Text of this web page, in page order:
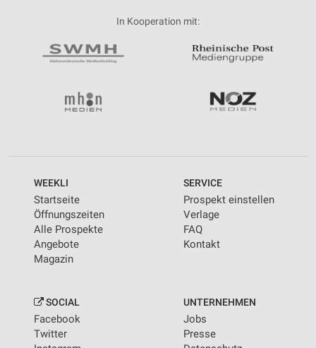
In Kooperation mit:
WEEKLI
Startseite
Öffnungszeiten
Alle Prospekte
Angebote
Magazin
SERVICE
Prospekt einstellen
Verlage
FAQ
Kontakt
SOCIAL
Facebook
Twitter
UNTERNEHMEN
Jobs
Presse